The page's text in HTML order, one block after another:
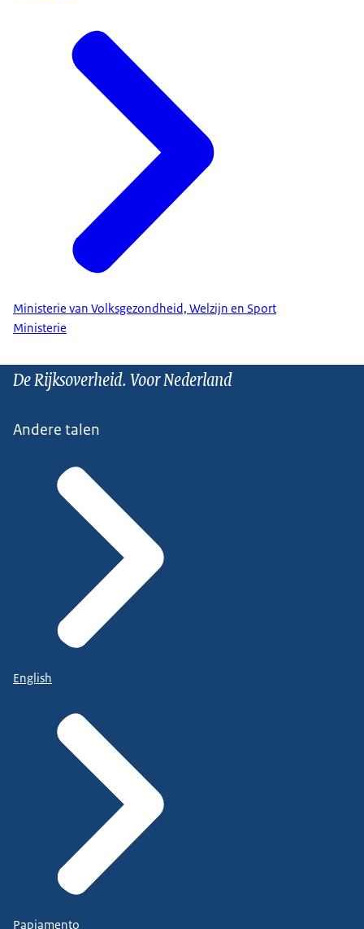
Ministerie van Volksgezondheid, Welzijn en Sport
Ministerie
De Rijksoverheid. Voor Nederland
Andere talen
English
Papiamento